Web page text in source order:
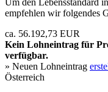
Um den Lebensstandard
empfehlen wir folgendes
ca. 56.192,73 EUR
Kein Lohneintrag für
verfügbar.
» Neuen Lohneintrag
Österreich